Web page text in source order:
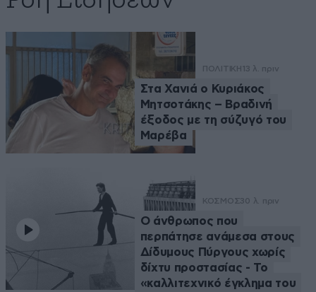
ΠΟΛΙΤΙΚΗ 13 λ. πριν
Στα Χανιά ο Κυριάκος
Μητσοτάκης – Βραδινή
έξοδος με τη σύζυγό του
Μαρέβα
ΚΟΣΜΟΣ30 λ. πριν
Ο άνθρωπος που
περπάτησε ανάμεσα στους
Δίδυμους Πύργους χωρίς
δίχτυ προστασίας - Το
«καλλιτεχνικό έγκλημα του